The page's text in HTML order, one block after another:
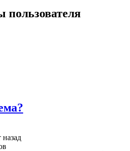
пользователя
назад